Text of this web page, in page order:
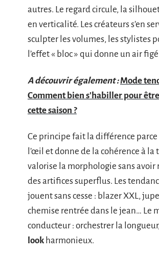
autres. Le regard circule, la
en verticalité. Les créateurs s’en
sculpter les volumes, les stylistes
l’effet « bloc » qui donne un air
A découvrir également : Mode
Comment bien s'habiller pour
cette saison ?
Ce principe fait la différence parce
l’œil et donne de la cohérence à la
valorise la morphologie sans avoir
des artifices superflus. Les
jouent sans cesse : blazer XXL,
chemise rentrée dans le jean… Le
conducteur : orchestrer la
lookharmonieux.